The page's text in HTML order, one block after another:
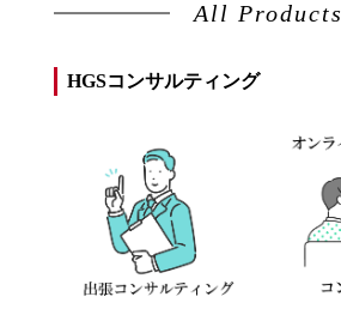
All Products
HGSコンサルティング